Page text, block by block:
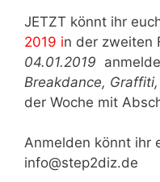
JETZT könnt ihr
2019 in der zweiten
04.01.2019
Breakdance,
der Woche mit
Anmelden könnt ihr
info@step2diz.de